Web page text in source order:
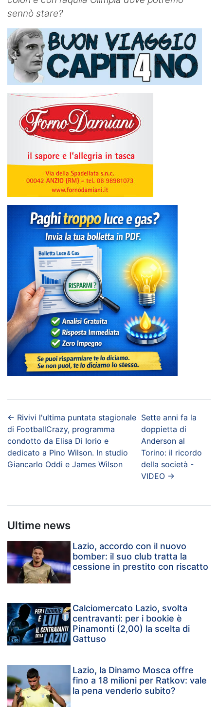
sennò stare?
← Rivivi l'ultima puntata stagionale
di FootballCrazy, programma
condotto da Elisa Di Iorio e
dedicato a Pino Wilson. In studio
Giancarlo Oddi e James Wilson
Sette anni fa la
doppietta di
Anderson al
Torino: il ricordo
della società -
VIDEO→
Ultime news
Lazio, accordo con il nuovo
bomber: il suo club tratta la
cessione in prestito con riscatto
Calciomercato Lazio, svolta
centravanti: per i bookie è
Pinamonti (2,00) la scelta di
Gattuso
Lazio, la Dinamo Mosca offre
fino a 18 milioni per Ratkov: vale
la pena venderlo subito?